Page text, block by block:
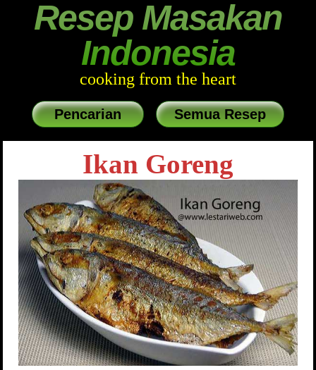
Resep Masakan
Indonesia
cooking from the heart
Pencarian Semua Resep
Ikan Goreng